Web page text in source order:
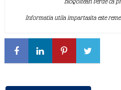
Informatia utila impartasita este